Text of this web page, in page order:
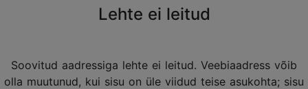
Lehte ei leitud
Soovitud aadressiga lehte ei leitud. Veebiaadress võib
olla muutunud, kui sisu on üle viidud teise asukohta; sisu